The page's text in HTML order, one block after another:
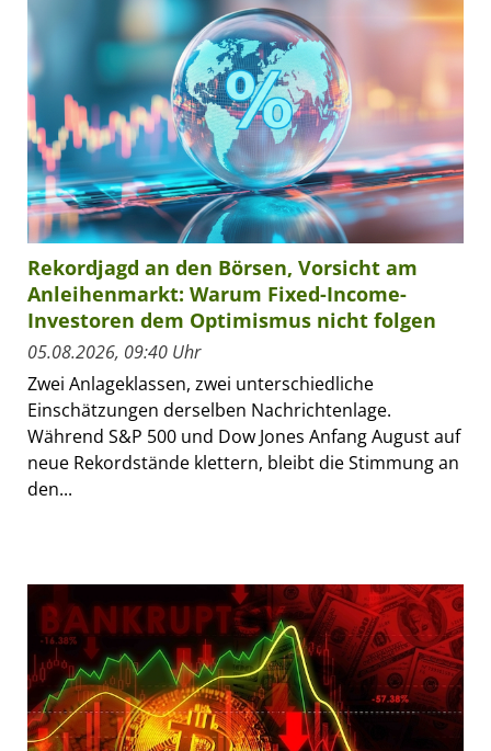
Rekordjagd an den Börsen, Vorsicht am
Anleihenmarkt: Warum Fixed-Income-
Investoren dem Optimismus nicht folgen
05.08.2026, 09:40 Uhr
Zwei Anlageklassen, zwei unterschiedliche
Einschätzungen derselben Nachrichtenlage.
Während S&P 500 und Dow Jones Anfang August auf
neue Rekordstände klettern, bleibt die Stimmung an
den...